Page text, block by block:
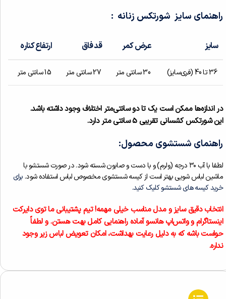
راهنمای سایز شورتکس زنانه :
سایز عرض کمر قد فاق ارتفاع کناره
36 تا 40 (فری‌سایز) 30 سانتی متر 27 سانتی متر 15 سانتی متر
در اندازه‌ها ممکن است یک تا دو سانتی‌متر اختلاف وجود داشته باشد.
این شورتکس کشسانی تقریبی 5 سانتی متر دارد.
راهنمای شستشوی محصول:
لطفا با آب ۳۰ درجه (ولرم) و با دست و صابون شسته شود. در صورت شستشو با
ماشین لباس شویی بهتر است از کیسه شستشوی مخصوص لباس استفاده شود.برای
خرید کیسه های شستشو کلیک کنید.
انتخاب دقیق سایز و مدل مناسب خیلی مهمه! تیم پشتیبانی ما توی دایرکت
اینستاگرام و واتس‌اپ هانسو آماده‌ راهنمایی کامل بهت هستن.و لطفاً
حواست باشه که به دلیل رعایت بهداشت، امکان تعویض لباس زیر وجود
نداره.